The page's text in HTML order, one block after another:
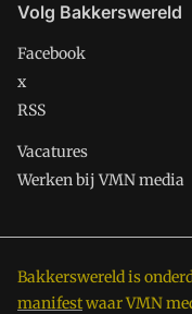
Volg Bakkerswereld
Facebook
x
RSS
Vacatures
Werken bij VMN media
Bakkerswereld is
manifestwaar VMN